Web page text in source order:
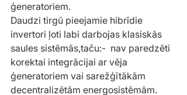
ģeneratoriem.
Daudzi tirgū pieejamie hibrīdie
invertori ļoti labi darbojas klasiskās
saules sistēmās,taču:-  nav paredzēti
korektai integrācijai ar vēja
ģeneratoriem vai sarežģītākām
decentralizētām energosistēmām.